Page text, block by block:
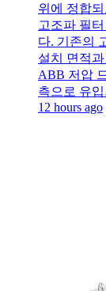
위에 정합
고조파 필
다. 기존의
설치 면적
ABB 저압
측으로 유
12 hours ago